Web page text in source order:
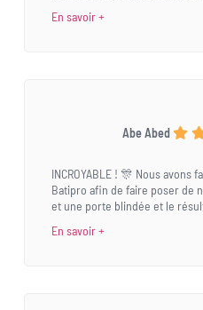
En savoir +
Abe Abed
INCROYABLE ! 🎊 Nous avons
Batipro afin de faire poser de
et une porte blindée et le
En savoir +